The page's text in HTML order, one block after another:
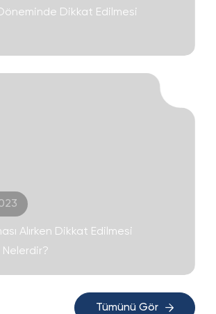
Dikkat Edilmesi
Alırken Dikkat Edilmesi
Tümünü Gör